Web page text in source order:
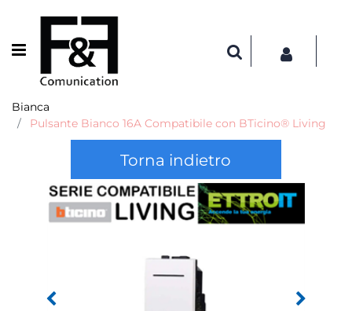
Open menu
Bianca
Pulsante Bianco 16A Compatibile con BTicino® Living
Torna indietro